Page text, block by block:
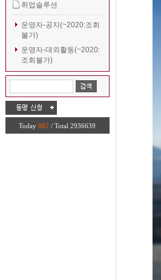
취업솔루션
운영자-공지(~2020:조회
불가)
운영자-대외활동(~2020:
조회불가)
Today 882 / Total 2936639